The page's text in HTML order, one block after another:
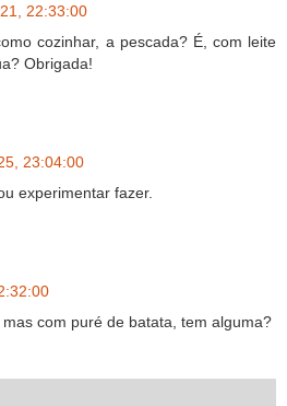
22:33:00
cozinhar, a pescada? É, com leite
Obrigada!
23:04:00
experimentar fazer.
com puré de batata, tem alguma?